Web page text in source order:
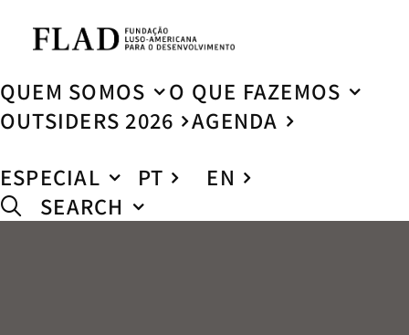
QUEM SOMOS
O QUE FAZEMOS
OUTSIDERS 2026
AGENDA
ESPECIAL
PT
EN
SEARCH